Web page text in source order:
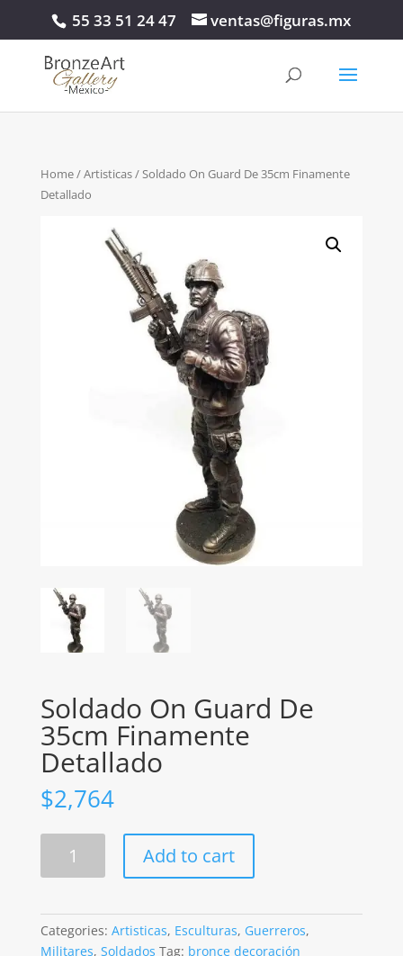
55 33 51 24 47 ventas@figuras.mx
Home/Artisticas/ Soldado On Guard De 35cm Finamente
Detallado
Soldado On Guard De
35cm Finamente
Detallado
$2,764
35cm
Finamente
Add to cart
Categories: Artisticas, Esculturas, Guerreros,
Militares, Soldados Tag: bronce decoración